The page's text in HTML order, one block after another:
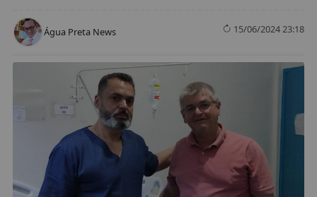
Água Preta News 15/06/2024 23:18